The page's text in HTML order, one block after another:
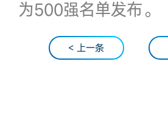
为500强名单发布。
< 上一条